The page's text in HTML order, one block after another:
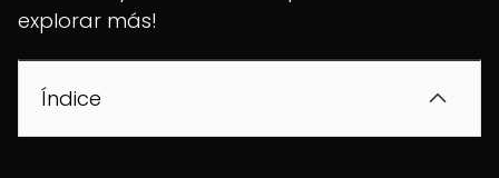
explorar más!
Índice